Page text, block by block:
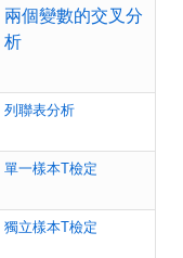
兩個變數的交叉分
析
列聯表分析
單一樣本T檢定
獨立樣本T檢定